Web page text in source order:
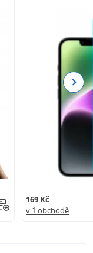
169 Kč
v 1 obchodě
Next